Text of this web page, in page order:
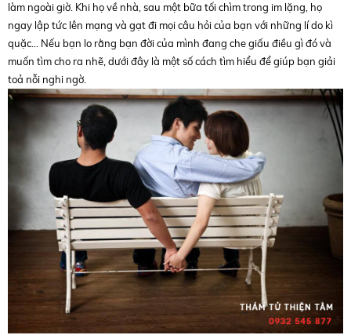
làm ngoài giờ. Khi họ về nhà, sau một bữa tối chìm trong im lặng, họ
ngay lập tức lên mạng và gạt đi mọi câu hỏi của bạn với những lí do kì
quặc... Nếu bạn lo rằng bạn đời của mình đang che giấu điều gì đó và
muốn tìm cho ra nhẽ, dưới đây là một số cách tìm hiểu để giúp bạn giải
toả nỗi nghi ngờ.